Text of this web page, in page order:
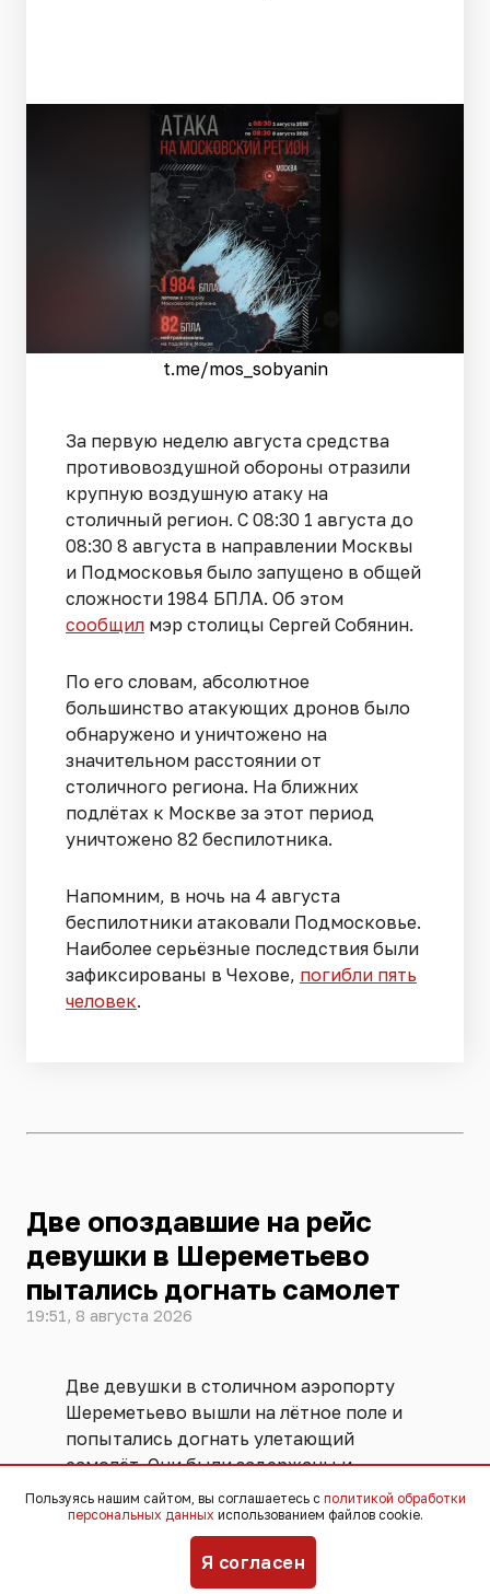
t.me/mos_sobyanin
За первую неделю августа средства
противовоздушной обороны отразили
крупную воздушную атаку на
столичный регион. С 08:30 1 августа до
08:30 8 августа в направлении Москвы
и Подмосковья было запущено в общей
сложности 1984 БПЛА. Об этом
сообщил мэр столицы Сергей Собянин.
По его словам, абсолютное
большинство атакующих дронов было
обнаружено и уничтожено на
значительном расстоянии от
столичного региона. На ближних
подлётах к Москве за этот период
уничтожено 82 беспилотника.
Напомним, в ночь на 4 августа
беспилотники атаковали Подмосковье.
Наиболее серьёзные последствия были
зафиксированы в Чехове, погибли пять
человек.
Две опоздавшие на рейс
девушки в Шереметьево
пытались догнать самолет
19:51, 8 августа 2026
Две девушки в столичном аэропорту
Шереметьево вышли на лётное поле и
попытались догнать улетающий
самолёт. Они были задержаны и
переданы ФСБ. Угрозы безопасности
полётов не возникло, никто не
сообщилив пресс-службе
Пользуясь нашим сайтом, вы соглашаетесь с политикой обработки
персональных данных использованием файлов cookie.
Я согласен